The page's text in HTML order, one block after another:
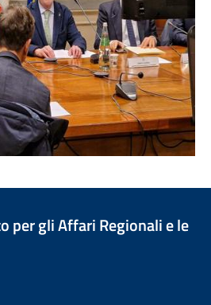
per gli Affari Regionali e le